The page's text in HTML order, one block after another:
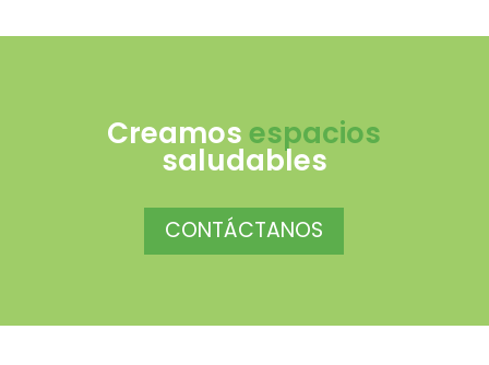
Creamosespacios
saludables
CONTÁCTANOS